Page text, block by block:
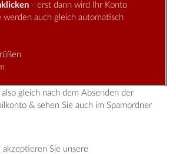
- erst dann wird Ihr Konto
werden auch gleich automatisch
gleich nach dem Absenden der
& sehen Sie auch im Spamordner
Sie unsere